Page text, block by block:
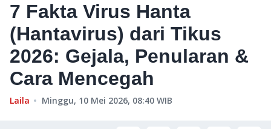
7 Fakta Virus Hanta
(Hantavirus) dari Tikus
2026: Gejala, Penularan &
Cara Mencegah
Laila Minggu, 10 Mei 2026, 08:40 WIB